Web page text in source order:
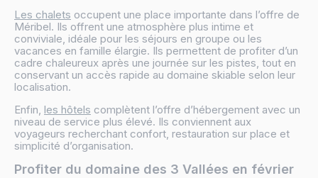
Les chalets occupent une place importante dans l’offre de
Méribel. Ils offrent une atmosphère plus intime et
conviviale, idéale pour les séjours en groupe ou les
vacances en famille élargie. Ils permettent de profiter d’un
cadre chaleureux après une journée sur les pistes, tout en
conservant un accès rapide au domaine skiable selon leur
localisation.
Enfin, les hôtels complètent l’offre d’hébergement avec un
niveau de service plus élevé. Ils conviennent aux
voyageurs recherchant confort, restauration sur place et
simplicité d’organisation.
Profiter du domaine des 3 Vallées en février